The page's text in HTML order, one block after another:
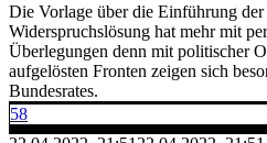
Die Vorlage über die Einführung der
Widerspruchslösung hat mehr mit
Überlegungen denn mit politischer
aufgelösten Fronten zeigen sich
Bundesrates.
58